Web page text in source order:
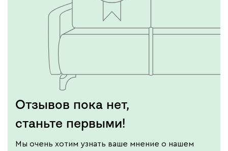
Отзывов пока нет,
станьте первыми!
Мы очень хотим узнать ваше мнение о нашем